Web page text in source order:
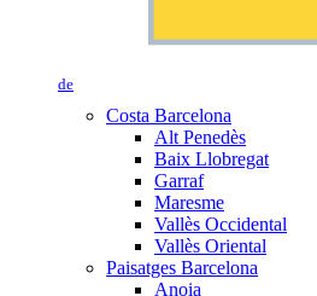
de
Costa Barcelona
Alt Penedès
Baix Llobregat
Garraf
Maresme
Vallès Occidental
Vallès Oriental
Paisatges Barcelona
Anoia